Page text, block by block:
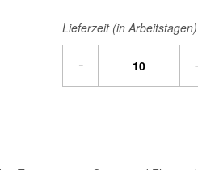
Lieferzeit (in
-